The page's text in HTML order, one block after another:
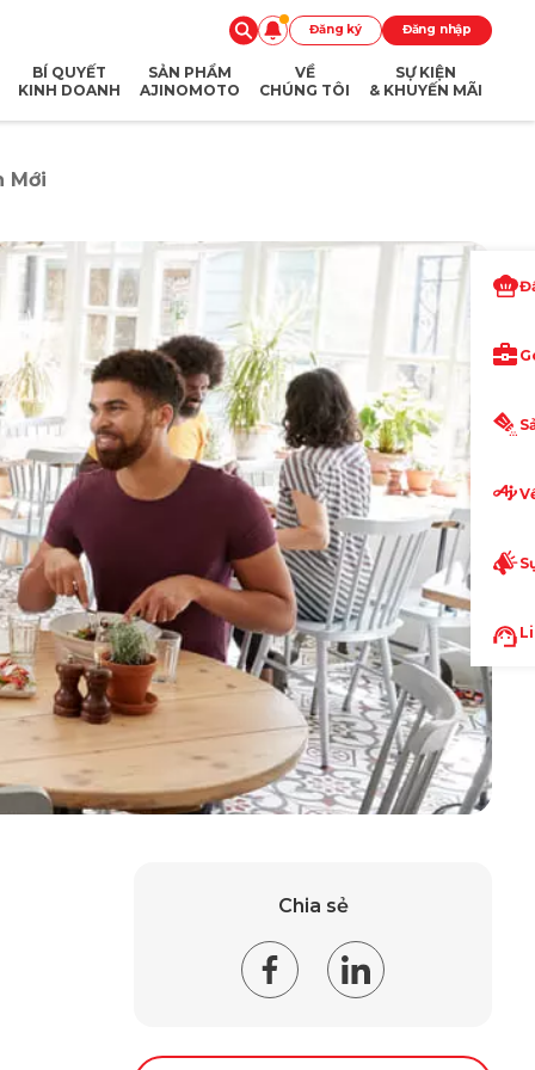
Đăng ký Đăng nhập
BÍ QUYẾT
KINH DOANH
SẢN PHẨM
AJINOMOTO
VỀ
CHÚNG TÔI
SỰ KIỆN
& KHUYẾN MÃI
Mới
Chia sẻ